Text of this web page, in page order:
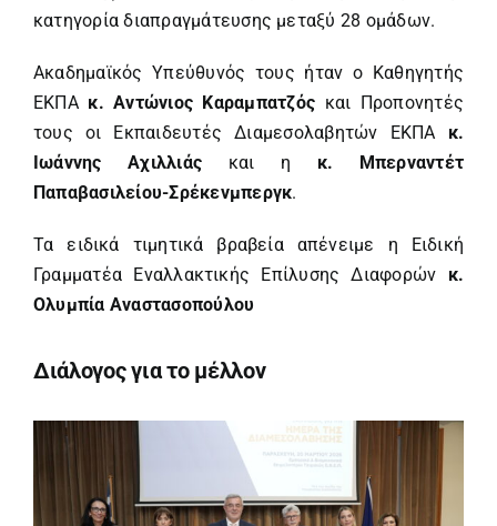
κατηγορία διαπραγμάτευσης μεταξύ 28 ομάδων.
Ακαδημαϊκός Υπεύθυνός τους ήταν ο Καθηγητής
ΕΚΠΑ κ. Αντώνιος Καραμπατζός και Προπονητές
τους οι Εκπαιδευτές Διαμεσολαβητών ΕΚΠΑ κ.
Ιωάννης Αχιλλιάς και η κ. Μπερναντέτ
Παπαβασιλείου-Σρέκενμπεργκ.
Τα ειδικά τιμητικά βραβεία απένειμε η Ειδική
Γραμματέα Εναλλακτικής Επίλυσης Διαφορών κ.
Ολυμπία Αναστασοπούλου
Διάλογος για το μέλλον